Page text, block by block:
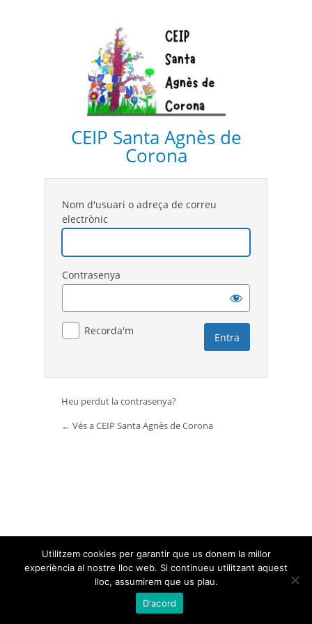
CEIP Santa Agnès de
Corona
Nom d'usuari o adreça de correu
electrònic
Contrasenya
Recorda'm
Heu perdut la contrasenya?
← Vés a CEIP Santa Agnès de Corona
Utilitzem cookies per garantir que us donem la millor
experiència al nostre lloc web. Si continueu utilitzant aquest
lloc, assumirem que us plau.
D'acord